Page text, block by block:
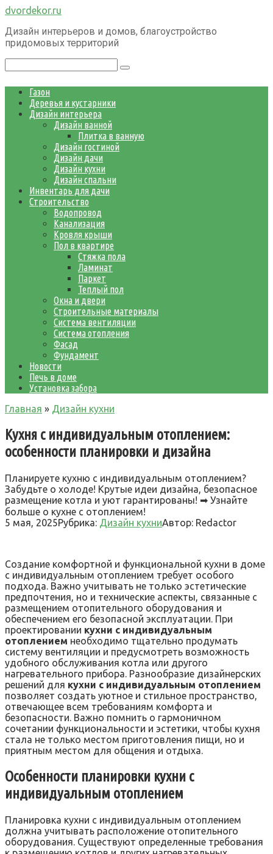
Перейти
контенту
dvordekor.ru
Дизайн интерьеров и домов, благоустройство
придомовых территорий
Газон
Деревья и кустарники
Дизайн интерьера
Дизайн ванной
Плитка в ванную
Дизайн гостиной
Дизайн дачи
Дизайн кухни
Дизайн спальни
Инвентарь для дачи
Строительство
Водопровод
Канализация
Кровля крыши
Пол в квартире
Стяжка пола
Ламинат
Паркет
Теплый пол
Окна и двери
Строительные материалы
Система вентиляции
Система отопления
Фасад
Фундамент
Новости
Печь в доме
Установка забора
Главная » Дизайн кухни
Кухня с индивидуальным отоплением:
особенности планировки и дизайна
Планируете кухню с индивидуальным отоплением?
Забудьте о холоде! Крутые идеи дизайна, безопасное
размещение котла и уют гарантированы! ➡ Узнайте
больше о кухне с отоплением!
5 мая, 2025Рубрика: Дизайн кухниАвтор: Redactor
Создание комфортной и функциональной кухни в доме
с индивидуальным отоплением требует особого
подхода. Важно учитывать не только эстетические
предпочтения, но и технические аспекты, связанные с
размещением отопительного оборудования и
обеспечением его безопасной эксплуатации. При
проектировании кухни с индивидуальным
отоплением необходимо тщательно продумать
систему вентиляции и предусмотреть возможность
удобного обслуживания котла или другого
нагревательного прибора. Разнообразие дизайнерских
решений для кухни с индивидуальным отоплением
позволяет создать уютное и стильное пространство,
отвечающее всем требованиям комфорта и
безопасности. Важно помнить о гармоничном
сочетании функциональности и эстетики, чтобы кухня
стала не только местом приготовления пищи, но и
приятным местом для общения и отдыха.
Особенности планировки кухни с
индивидуальным отоплением
Планировка кухни с индивидуальным отоплением
должна учитывать расположение отопительного
оборудования. Существуют определенные требования